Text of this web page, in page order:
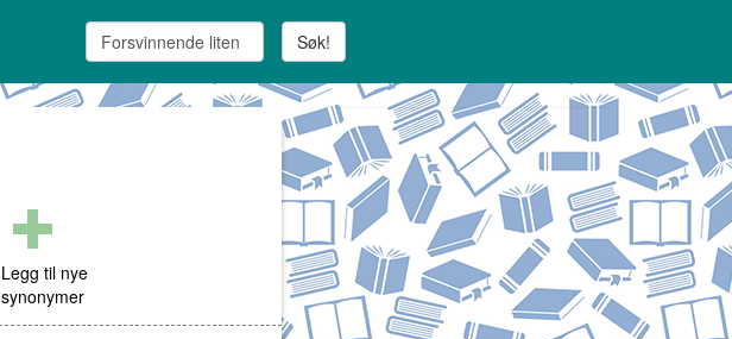
Søk!
Legg til nye
synonymer